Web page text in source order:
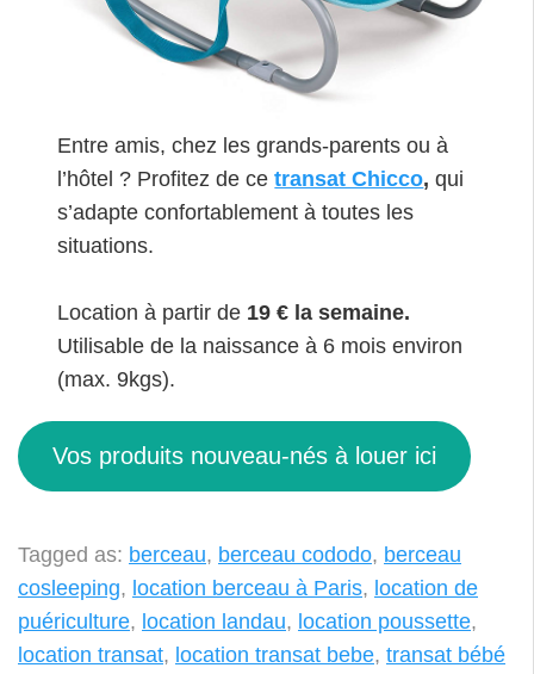
Entre amis, chez les grands-parents ou à
l’hôtel ? Profitez de cetransat Chicco,qui
s’adapte confortablement à toutes les
situations.
Location à partir de 19 € la semaine.
Utilisable de la naissance à 6 mois environ
(max. 9kgs).
Vos produits nouveau-nés à louer ici
Tagged as: berceau, berceau cododo, berceau
cosleeping, location berceau à Paris, location de
puériculture, location landau, location poussette,
location transat, location transat bebe, transat bébé